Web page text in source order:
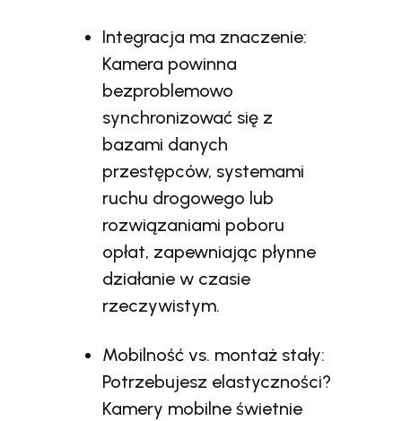
Integracja ma znaczenie:
Kamera powinna
bezproblemowo
synchronizować się z
bazami danych
przestępców, systemami
ruchu drogowego lub
rozwiązaniami poboru
opłat, zapewniając płynne
działanie w czasie
rzeczywistym.
Mobilność vs. montaż stały:
Potrzebujesz elastyczności?
Kamery mobilne świetnie